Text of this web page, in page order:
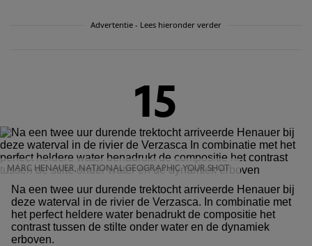
Advertentie - Lees hieronder verder
15
MARC HENAUER, NATIONAL GEOGRAPHIC YOUR SHOT
Na een twee uur durende trektocht arriveerde Henauer bij
deze waterval in de rivier de Verzasca. In combinatie met
het perfect heldere water benadrukt de compositie het
contrast tussen de stilte onder water en de dynamiek
erboven.